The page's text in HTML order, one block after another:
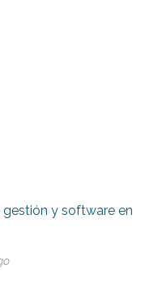
y software en